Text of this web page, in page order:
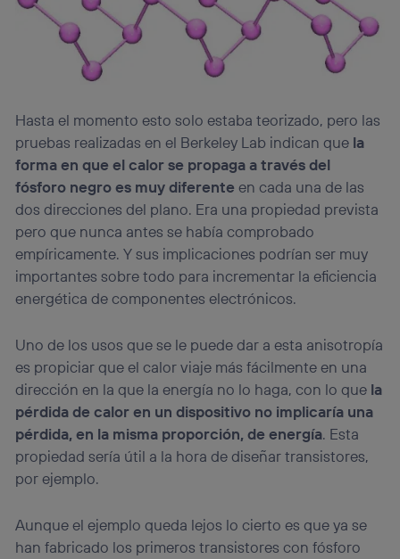
Hasta el momento esto solo estaba teorizado, pero las
pruebas realizadas en el Berkeley Lab indican que la
forma en que el calor se propaga a través del
fósforo negro es muy diferente en cada una de las
dos direcciones del plano. Era una propiedad prevista
pero que nunca antes se había comprobado
empíricamente. Y sus implicaciones podrían ser muy
importantes sobre todo para incrementar la eficiencia
energética de componentes electrónicos.
Uno de los usos que se le puede dar a esta anisotropía
es propiciar que el calor viaje más fácilmente en una
dirección en la que la energía no lo haga, con lo que la
pérdida de calor en un dispositivo no implicaría una
pérdida, en la misma proporción, de energía. Esta
propiedad sería útil a la hora de diseñar transistores,
por ejemplo.
Aunque el ejemplo queda lejos lo cierto es que ya se
han fabricado los primeros transistores con fósforo